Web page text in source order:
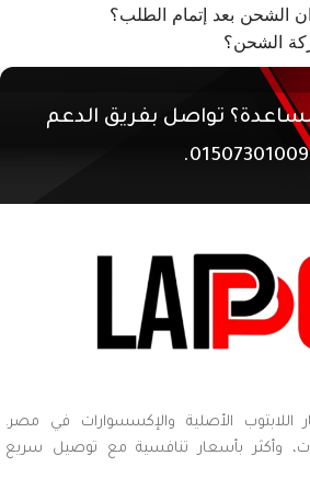
الشحن بعد إتمام الطلب؟
الشحن؟
تواصل بفريق الدعم
01507301009.
الأصلية والإكسسوارات في مصر.
وأكثر بأسعار تنافسية مع توصيل سريع